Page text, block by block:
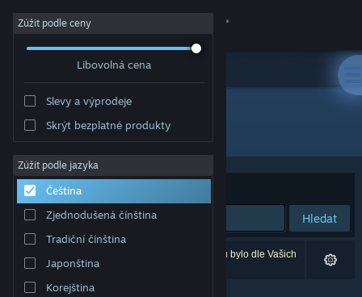
Přihlásit se
Komunita
Informace
Podpora
Změnit jazyk
Mobilní aplikace služby Steam
Zúžit podle ceny
Libovolná cena
Slevy a výprodeje
Skrýt bezplatné produkty
Zúžit podle jazyka
Čeština
Zjednodušená čínština
Tradiční čínština
Japonština
Korejština
Vývojář: Novelab
Seřadit podle
Hledat
Vašemu zadání odpovídá 0 výsledků. 4 produktů bylo dle Vašich
předvoleb vyloučeno z výsledků vyhledávání.